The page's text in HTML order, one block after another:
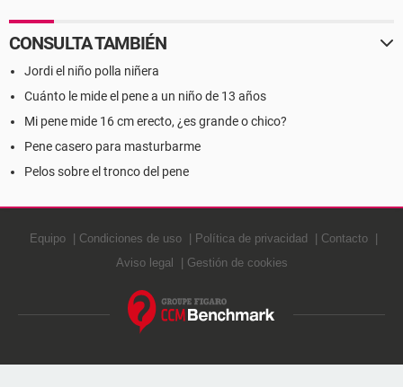
CONSULTA TAMBIÉN
Jordi el niño polla niñera
Cuánto le mide el pene a un niño de 13 años
Mi pene mide 16 cm erecto, ¿es grande o chico?
Pene casero para masturbarme
Pelos sobre el tronco del pene
Equipo Condiciones de uso Política de privacidad
Contacto
Aviso legal
Gestión de cookies